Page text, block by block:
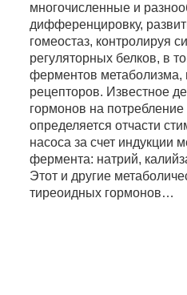
многочисленные и
дифференцировку,
гомеостаз, контролируя
регуляторных белков, в
ферментов метаболизма,
рецепторов. Известное
гормонов на потребление
определяется отчасти
насоса за счет индукции
фермента: натрий,
Этот и другие
тиреоидных гормонов…